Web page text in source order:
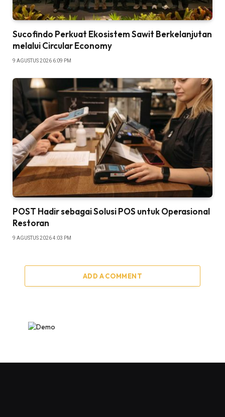
Sucofindo Perkuat Ekosistem Sawit Berkelanjutan
melalui Circular Economy
9 AGUSTUS 2026 6:09 PM
POST Hadir sebagai Solusi POS untuk Operasional
Restoran
9 AGUSTUS 2026 4:03 PM
ADD A COMMENT